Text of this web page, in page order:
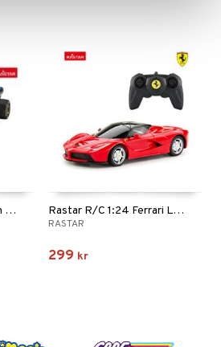
Rastar R/C 1:18 McLaren F1 MCL36 Rastar R/C 1:24 Ferrari LaFerrari 19 cm Red
RASTAR
299 kr